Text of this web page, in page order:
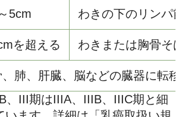
5cm わきの下のリンパ
を超える わきまたは胸骨そ
肺、肝臓、脳などの臓器に転移
、III期はIIIA、IIIB、IIIC期と細